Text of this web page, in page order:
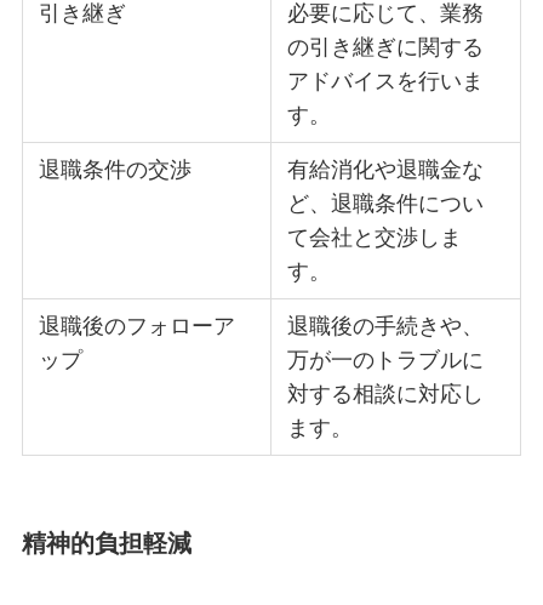
引き継ぎ
必要に応じて、業務
の引き継ぎに関する
アドバイスを行いま
す。
退職条件の交渉
有給消化や退職金な
ど、退職条件につい
て会社と交渉しま
す。
退職後のフォローア
ップ
退職後の手続きや、
万が一のトラブルに
対する相談に対応し
ます。
精神的負担軽減